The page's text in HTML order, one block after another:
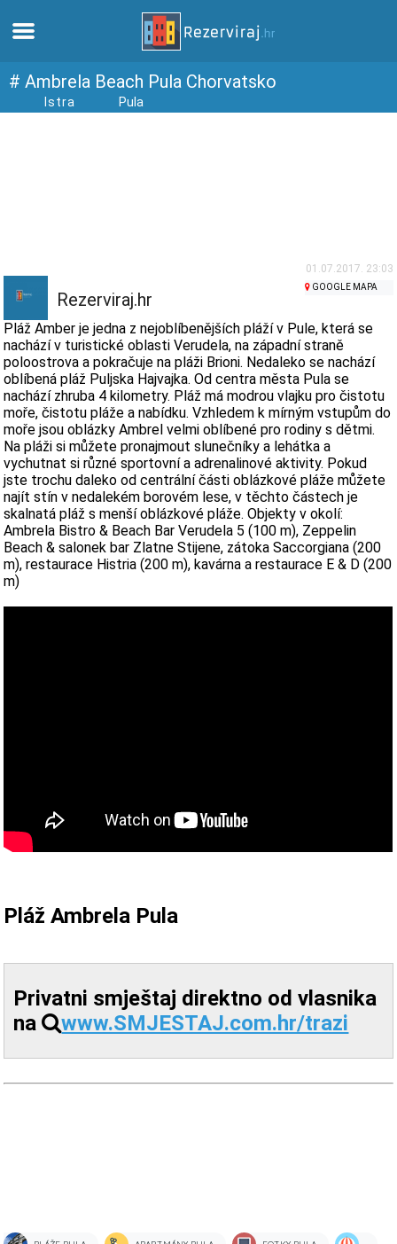
Domů
Webkamery
Seznamte se s Chorvatskem
Muzea
# Ambrela Beach Pula Chorvatsko
Istra Pula
01.07.2017. 23:03
Rezerviraj.hr
GOOGLE MAPA
Pláž Amber je jedna z nejoblíbenějších pláží v Pule, která se
nachází v turistické oblasti Verudela, na západní straně
poloostrova a pokračuje na pláži Brioni. Nedaleko se nachází
oblíbená pláž Puljska Hajvajka. Od centra města Pula se
nachází zhruba 4 kilometry. Pláž má modrou vlajku pro čistotu
moře, čistotu pláže a nabídku. Vzhledem k mírným vstupům do
moře jsou oblázky Ambrel velmi oblíbené pro rodiny s dětmi.
Na pláži si můžete pronajmout slunečníky a lehátka a
vychutnat si různé sportovní a adrenalinové aktivity. Pokud
jste trochu daleko od centrální části oblázkové pláže můžete
najít stín v nedalekém borovém lese, v těchto částech je
skalnatá pláž s menší oblázkové pláže. Objekty v okolí:
Ambrela Bistro & Beach Bar Verudela 5 (100 m), Zeppelin
Beach & salonek bar Zlatne Stijene, zátoka Saccorgiana (200
m), restaurace Histria (200 m), kavárna a restaurace E & D (200
m)
Pláž Ambrela Pula
Privatni smještaj direktno od vlasnika
na
www.SMJESTAJ.com.hr/trazi